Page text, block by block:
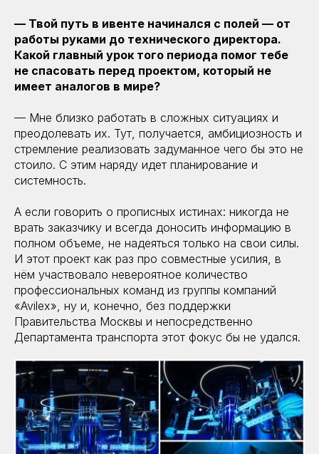
— Твой путь в ивенте начинался с полей — от
работы руками до технического директора.
Какой главный урок того периода помог тебе
не спасовать перед проектом, который не
имеет аналогов в мире?
— Мне близко работать в сложных ситуациях и
преодолевать их. Тут, получается, амбициозность и
стремление реализовать задуманное чего бы это не
стоило. С этим наряду идет планирование и
системность.
А если говорить о прописных истинах: никогда не
врать заказчику и всегда доносить информацию в
полном объеме, не надеяться только на свои силы.
И этот проект как раз про совместные усилия, в
нём участвовало невероятное количество
профессиональных команд из группы компаний
«Avilex», ну и, конечно, без поддержки
Правительства Москвы и непосредственно
Департамента транспорта этот фокус бы не удался.